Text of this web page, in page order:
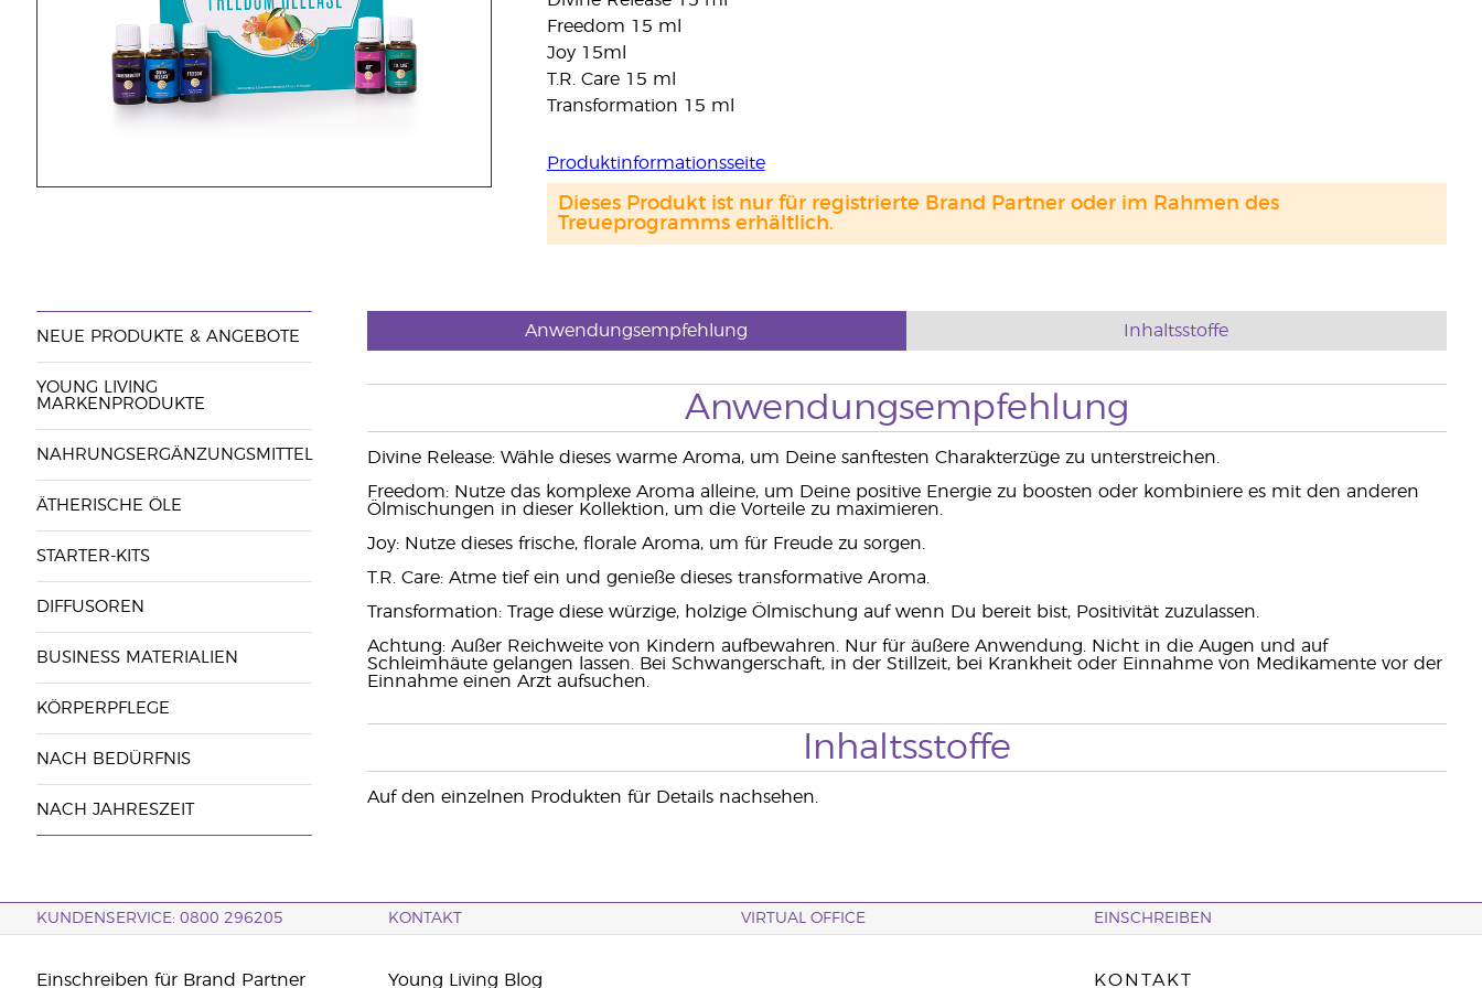
Freedom 15 ml
Joy 15ml
T.R. Care 15 ml
Transformation 15 ml
Produktinformationsseite
Dieses Produkt ist nur für registrierte Brand Partner oder im Rahmen des
Treueprogramms erhältlich.
NEUE PRODUKTE & ANGEBOTE
YOUNG LIVING
MARKENPRODUKTE
NAHRUNGSERGÄNZUNGSMITTEL
ÄTHERISCHE ÖLE
STARTER-KITS
DIFFUSOREN
BUSINESS MATERIALIEN
KÖRPERPFLEGE
NACH BEDÜRFNIS
NACH JAHRESZEIT
Anwendungsempfehlung Inhaltsstoffe
Anwendungsempfehlung
Divine Release: Wähle dieses warme Aroma, um Deine sanftesten Charakterzüge zu unterstreichen.
Freedom: Nutze das komplexe Aroma alleine, um Deine positive Energie zu boosten oder kombiniere es mit den anderen
Ölmischungen in dieser Kollektion, um die Vorteile zu maximieren.
Joy: Nutze dieses frische, florale Aroma, um für Freude zu sorgen.
T.R. Care: Atme tief ein und genieße dieses transformative Aroma.
Transformation: Trage diese würzige, holzige Ölmischung auf wenn Du bereit bist, Positivität zuzulassen.
Achtung: Außer Reichweite von Kindern aufbewahren. Nur für äußere Anwendung. Nicht in die Augen und auf
Schleimhäute gelangen lassen. Bei Schwangerschaft, in der Stillzeit, bei Krankheit oder Einnahme von Medikamente vor der
Einnahme einen Arzt aufsuchen.
Inhaltsstoffe
Auf den einzelnen Produkten für Details nachsehen.
KUNDENSERVICE: 0800 296205 KONTAKT VIRTUAL OFFICE EINSCHREIBEN
Einschreiben für Brand Partner Young Living Blog KONTAKT